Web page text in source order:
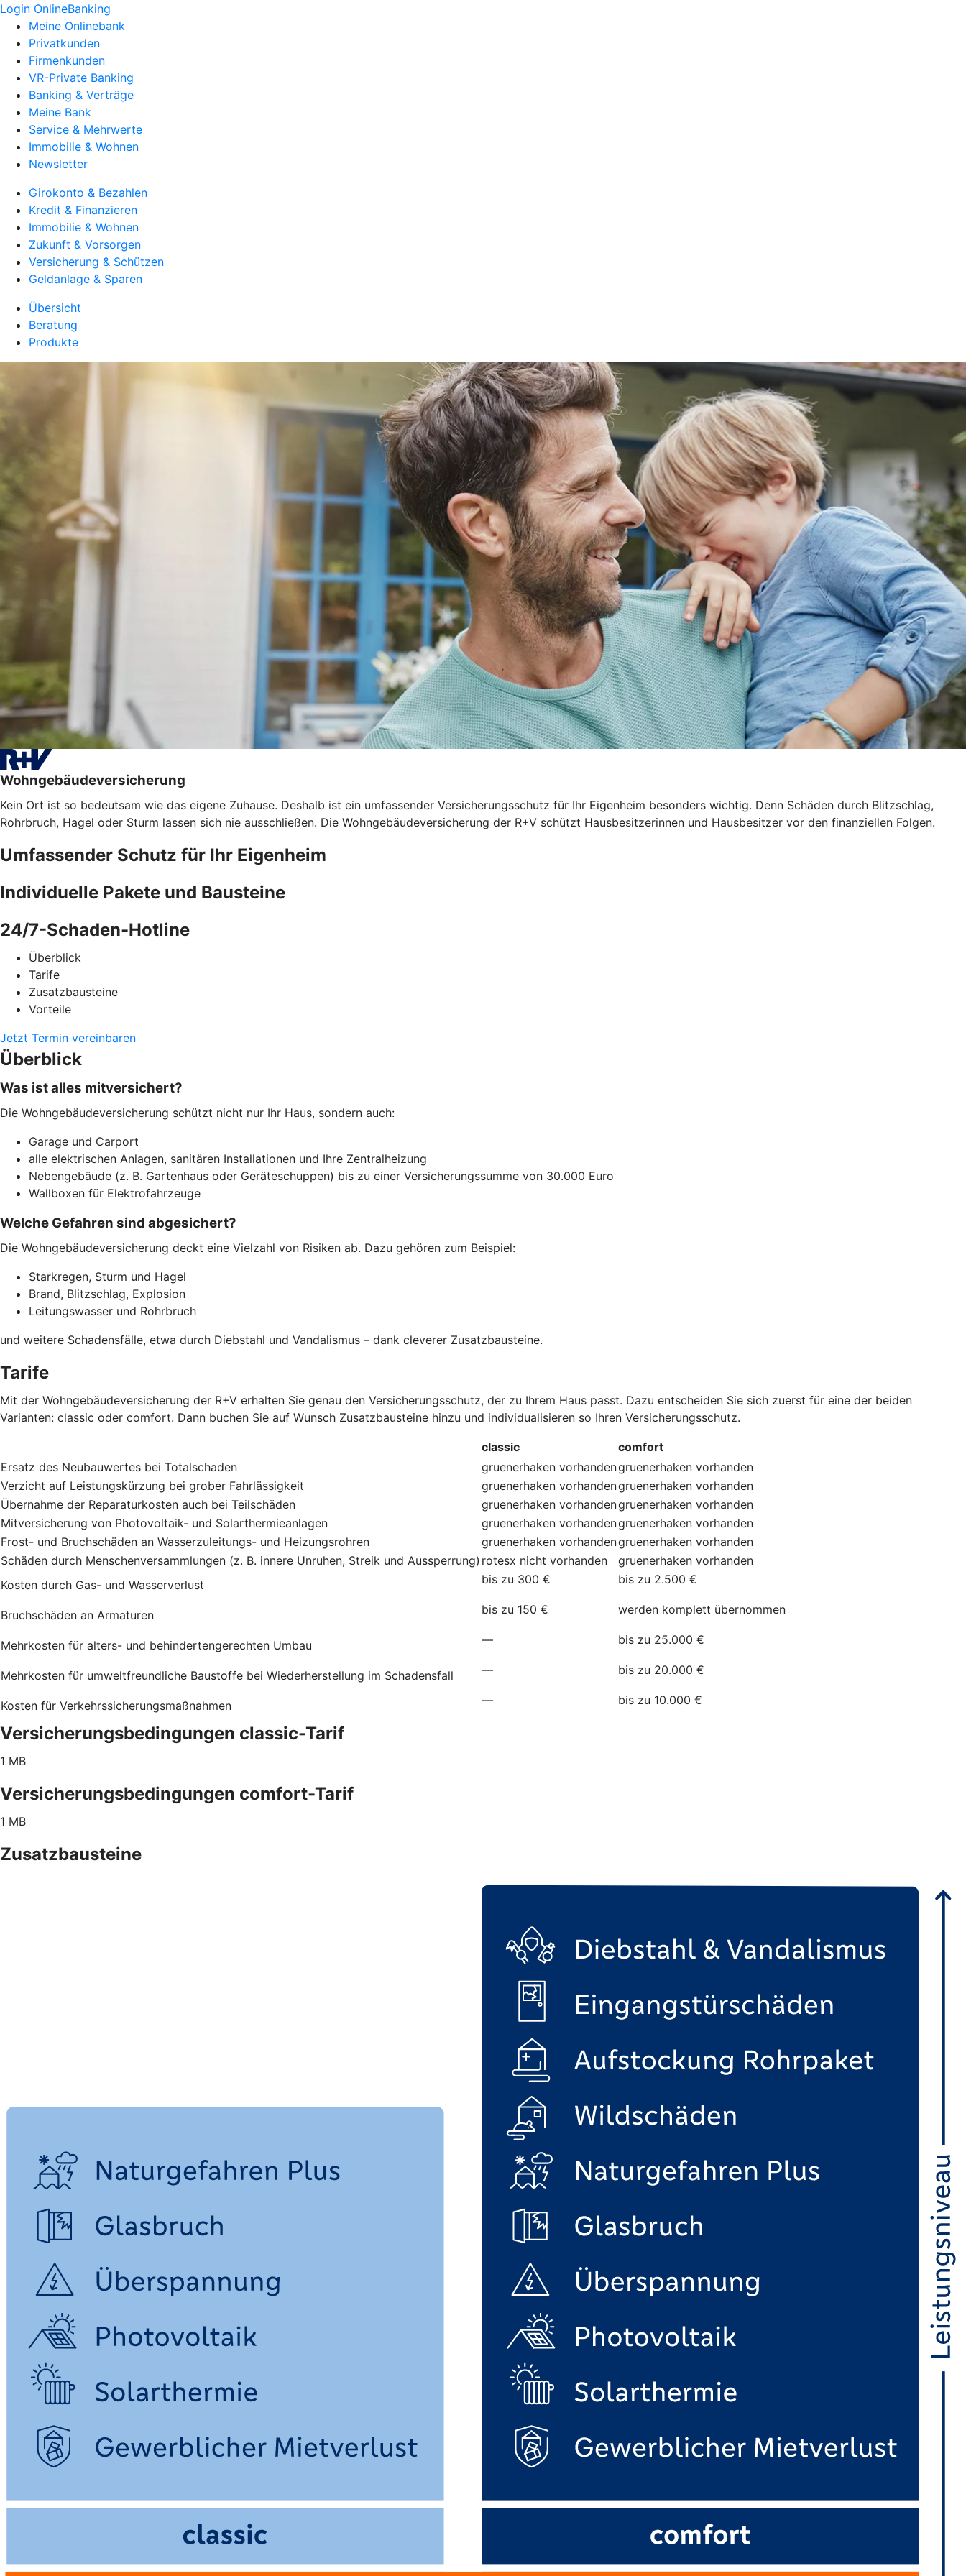
Login OnlineBanking
Meine Onlinebank
Privatkunden
Firmenkunden
VR-Private Banking
Banking & Verträge
Meine Bank
Service & Mehrwerte
Immobilie & Wohnen
Newsletter
Girokonto & Bezahlen
Kredit & Finanzieren
Immobilie & Wohnen
Zukunft & Vorsorgen
Versicherung & Schützen
Geldanlage & Sparen
Übersicht
Beratung
Produkte
Wohngebäudeversicherung
Kein Ort ist so bedeutsam wie das eigene Zuhause. Deshalb ist ein umfassender Versicherungsschutz für Ihr Eigenheim besonders wichtig. Denn Schäden durch Blitzschlag,
Rohrbruch, Hagel oder Sturm lassen sich nie ausschließen. Die Wohngebäudeversicherung der R+V schützt Hausbesitzerinnen und Hausbesitzer vor den finanziellen Folgen.
Umfassender Schutz für Ihr Eigenheim
Individuelle Pakete und Bausteine
24/7-Schaden-Hotline
Überblick
Tarife
Zusatzbausteine
Vorteile
Jetzt Termin vereinbaren
Überblick
Was ist alles mitversichert?
Die Wohngebäudeversicherung schützt nicht nur Ihr Haus, sondern auch:
Garage und Carport
alle elektrischen Anlagen, sanitären Installationen und Ihre Zentralheizung
Nebengebäude (z. B. Gartenhaus oder Geräteschuppen) bis zu einer Versicherungssumme von 30.000 Euro
Wallboxen für Elektrofahrzeuge
Welche Gefahren sind abgesichert?
Die Wohngebäudeversicherung deckt eine Vielzahl von Risiken ab. Dazu gehören zum Beispiel:
Starkregen, Sturm und Hagel
Brand, Blitzschlag, Explosion
Leitungswasser und Rohrbruch
und weitere Schadensfälle, etwa durch Diebstahl und Vandalismus – dank cleverer Zusatzbausteine.
Tarife
Mit der Wohngebäudeversicherung der R+V erhalten Sie genau den Versicherungsschutz, der zu Ihrem Haus passt. Dazu entscheiden Sie sich zuerst für eine der beiden
Varianten: classic oder comfort. Dann buchen Sie auf Wunsch Zusatzbausteine hinzu und individualisieren so Ihren Versicherungsschutz.
classic
comfort
Ersatz des Neubauwertes bei Totalschaden
gruenerhaken vorhandengruenerhaken vorhanden
Verzicht auf Leistungskürzung bei grober Fahrlässigkeit
gruenerhaken vorhandengruenerhaken vorhanden
Übernahme der Reparaturkosten auch bei Teilschäden
gruenerhaken vorhandengruenerhaken vorhanden
Mitversicherung von Photovoltaik- und Solarthermieanlagen
gruenerhaken vorhandengruenerhaken vorhanden
Frost- und Bruchschäden an Wasserzuleitungs- und Heizungsrohren
gruenerhaken vorhandengruenerhaken vorhanden
Schäden durch Menschenversammlungen (z. B. innere Unruhen, Streik und Aussperrung) rotesx nicht vorhanden gruenerhaken vorhanden
Kosten durch Gas- und Wasserverlust
bis zu 300 € bis zu 2.500 €
Bruchschäden an Armaturen bis zu 150 € werden komplett übernommen
Mehrkosten für alters- und behindertengerechten Umbau — bis zu 25.000 €
Mehrkosten für umweltfreundliche Baustoffe bei Wiederherstellung im Schadensfall — bis zu 20.000 €
Kosten für Verkehrssicherungsmaßnahmen — bis zu 10.000 €
Versicherungsbedingungen classic-Tarif
1 MB
Versicherungsbedingungen comfort-Tarif
1 MB
Zusatzbausteine